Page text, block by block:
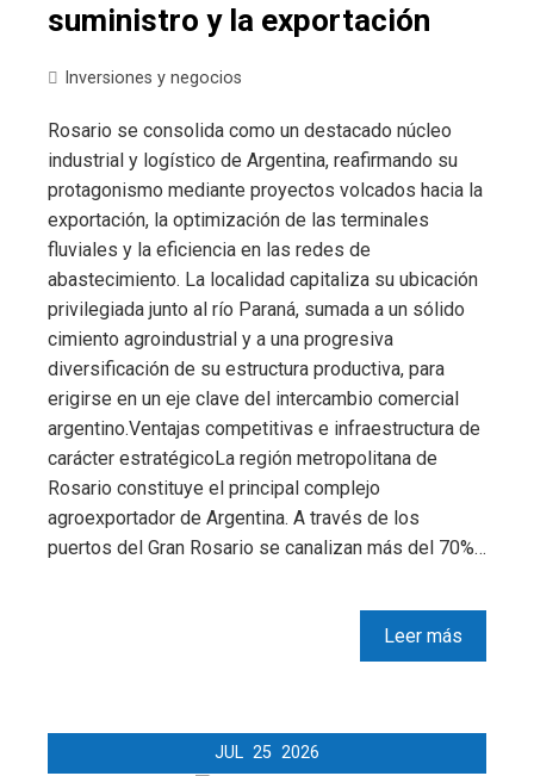
suministro y la exportación
Inversiones y negocios
Rosario se consolida como un destacado núcleo
industrial y logístico de Argentina, reafirmando su
protagonismo mediante proyectos volcados hacia la
exportación, la optimización de las terminales
fluviales y la eficiencia en las redes de
abastecimiento. La localidad capitaliza su ubicación
privilegiada junto al río Paraná, sumada a un sólido
cimiento agroindustrial y a una progresiva
diversificación de su estructura productiva, para
erigirse en un eje clave del intercambio comercial
argentino.Ventajas competitivas e infraestructura de
carácter estratégicoLa región metropolitana de
Rosario constituye el principal complejo
agroexportador de Argentina. A través de los
puertos del Gran Rosario se canalizan más del 70%…
Leer más
JUL 25 2026